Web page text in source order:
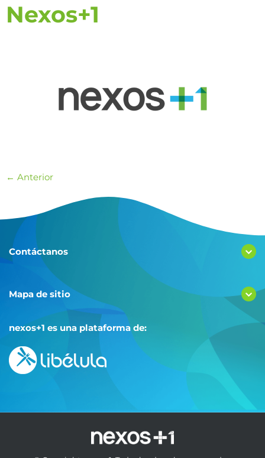
Nexos+1
← Anterior
Contáctanos
Mapa de sitio
nexos+1 es una plataforma de: